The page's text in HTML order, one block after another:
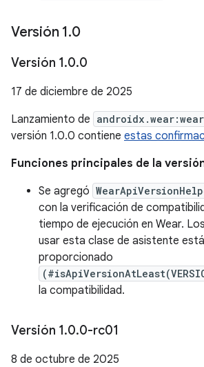
Versión 1.0
Versión 1.0.0
17 de diciembre de 2025
Lanzamiento de
versión 1.0.0 contiene estas
Funciones principales de la
Se agregó
con la verificación de
tiempo de ejecución en Wear.
usar esta clase de asistente
proporcionado
la compatibilidad.
Versión 1.0.0-rc01
8 de octubre de 2025